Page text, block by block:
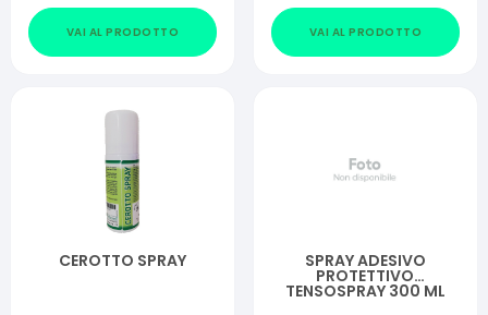
VAI AL PRODOTTO VAI AL PRODOTTO
CEROTTO SPRAY SPRAY ADESIVO
PROTETTIVO
TENSOSPRAY 300 ML